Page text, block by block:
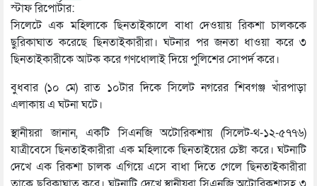
স্টাফ রিপোর্টার:
সিলেটে এক মহিলাকে ছিনতাইকালে বাধা দেওয়ায় রিকশা চালককে
ছুরিকাঘাত করেছে ছিনতাইকারীরা। ঘটনার পর জনতা ধাওয়া করে ৩
ছিনতাইকারীকে আটক করে গণধোলাই দিয়ে পুলিশের সোপর্দ করে।
বুধবার (১০ মে) রাত ১০টার দিকে সিলেট নগরের শিবগঞ্জ খাঁরপাড়া
এলাকায় এ ঘটনা ঘটে।
স্থানীয়রা জানান, একটি সিএনজি অটোরিকশায় (সিলেট-থ-১২-৫৭৭৬)
যাত্রীবেসে ছিনতাইকারীরা এক মহিলাকে ছিনতাইয়ের চেষ্টা করে। ঘটনাটি
দেখে এক রিকশা চালক এগিয়ে এসে বাধা দিতে গেলে ছিনতাইকারীরা